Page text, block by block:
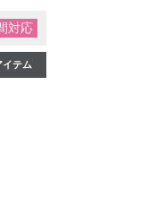
対応
イテム